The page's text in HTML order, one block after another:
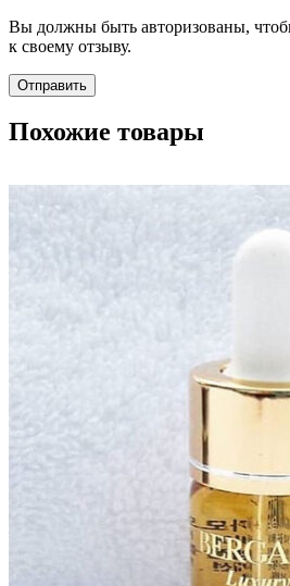
Вы должны быть авторизованы,
к своему отзыву.
Похожие товары